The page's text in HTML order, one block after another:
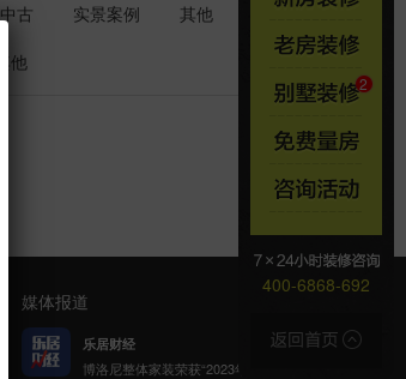
中古 实景案例
其他
其他
0
媒体报道
乐居财经
博洛尼整体家装荣获“2023年家居
400-6868-692